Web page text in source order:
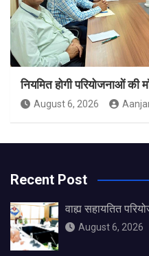
नियमित होगी परियोजनाओं की
August 6, 2026
Recent Post
वाह्य सहायतित
August 6, 2026